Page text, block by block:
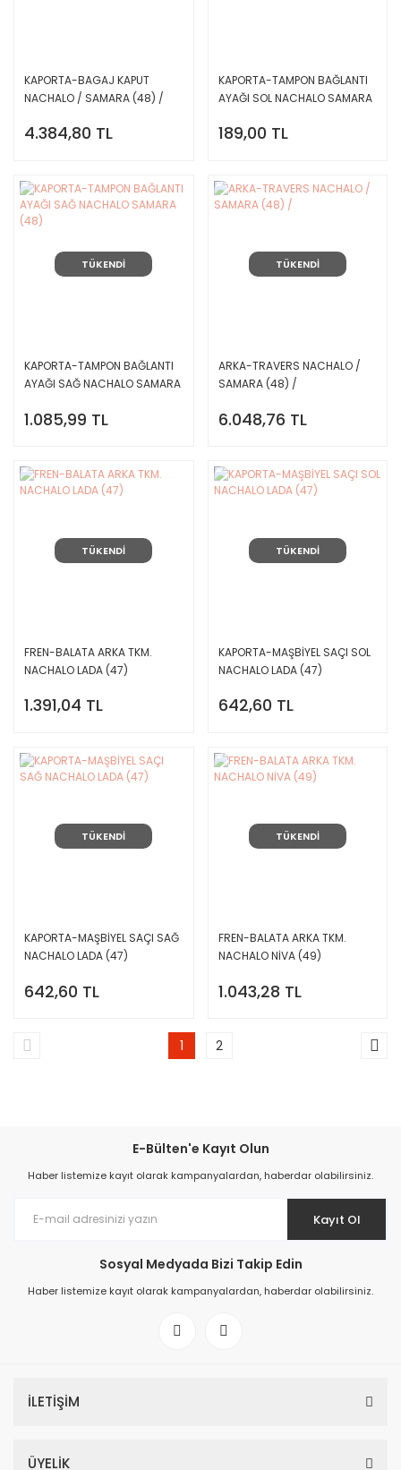
KAPORTA-BAGAJ KAPUT
NACHALO / SAMARA (48) /
4.384,80 TL
KAPORTA-TAMPON BAĞLANTI
AYAĞI SOL NACHALO SAMARA
189,00 TL
TÜKENDİ
KAPORTA-TAMPON BAĞLANTI
AYAĞI SAĞ NACHALO SAMARA
1.085,99 TL
TÜKENDİ
ARKA-TRAVERS NACHALO /
SAMARA (48) /
6.048,76 TL
TÜKENDİ
FREN-BALATA ARKA TKM.
NACHALO LADA (47)
1.391,04 TL
TÜKENDİ
KAPORTA-MAŞBİYEL SAÇI SOL
NACHALO LADA (47)
642,60 TL
TÜKENDİ
KAPORTA-MAŞBİYEL SAÇI SAĞ
NACHALO LADA (47)
642,60 TL
TÜKENDİ
FREN-BALATA ARKA TKM.
NACHALO NİVA (49)
1.043,28 TL
1 2
E-Bülten'e Kayıt Olun
Haber listemize kayıt olarak kampanyalardan, haberdar olabilirsiniz.
Kayıt Ol
Sosyal Medyada Bizi Takip Edin
Haber listemize kayıt olarak kampanyalardan, haberdar olabilirsiniz.
İLETİŞİM
ÜYELİK